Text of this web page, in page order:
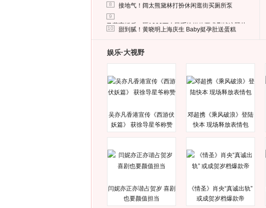
8 接地气！阔太熊黛林打扮休闲逛街买厕所泵
9
马蓉离婚后，砸1000万人民币给媒体要求删掉这照片
10 甜到腻！黄晓明上海庆生 Baby挺孕肚送蛋糕
娱乐·大视野
吴亦凡香港宣传《西游伏
妖篇》 获徐导星爷称赞
邓超携《乘风破浪》登陆
快本 现场释放表情包
闫妮亦正亦谐占贺岁 喜剧
也要颜值担当
《情圣》肖央“真诚出轨”
或成贺岁档爆款帝